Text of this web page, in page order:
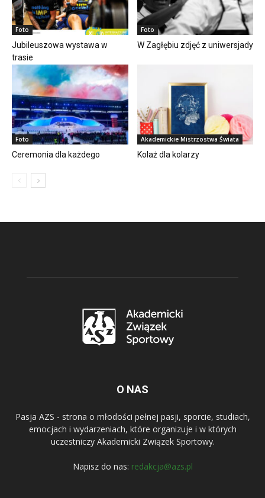
Foto
Jubileuszowa wystawa w
trasie
Foto
W Zagłębiu zdjęć z uniwersjady
Foto
Ceremonia dla każdego
Akademickie Mistrzostwa Świata
Kolaż dla kolarzy
O NAS
Pasja AZS - strona o młodości pełnej pasji, sporcie, studiach,
emocjach i wydarzeniach, które organizuje i w których
uczestniczy Akademicki Związek Sportowy.
Napisz do nas: redakcja@azs.pl